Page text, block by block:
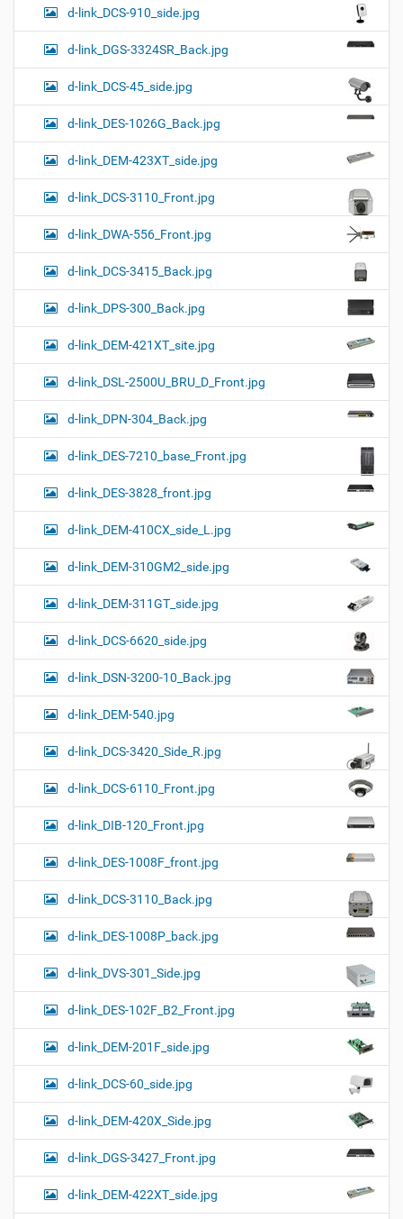
d-link_DCS-910_side.jpg
d-link_DGS-3324SR_Back.jpg
d-link_DCS-45_side.jpg
d-link_DES-1026G_Back.jpg
d-link_DEM-423XT_side.jpg
d-link_DCS-3110_Front.jpg
d-link_DWA-556_Front.jpg
d-link_DCS-3415_Back.jpg
d-link_DPS-300_Back.jpg
d-link_DEM-421XT_site.jpg
d-link_DSL-2500U_BRU_D_Front.jpg
d-link_DPN-304_Back.jpg
d-link_DES-7210_base_Front.jpg
d-link_DES-3828_front.jpg
d-link_DEM-410CX_side_L.jpg
d-link_DEM-310GM2_side.jpg
d-link_DEM-311GT_side.jpg
d-link_DCS-6620_side.jpg
d-link_DSN-3200-10_Back.jpg
d-link_DEM-540.jpg
d-link_DCS-3420_Side_R.jpg
d-link_DCS-6110_Front.jpg
d-link_DIB-120_Front.jpg
d-link_DES-1008F_front.jpg
d-link_DCS-3110_Back.jpg
d-link_DES-1008P_back.jpg
d-link_DVS-301_Side.jpg
d-link_DES-102F_B2_Front.jpg
d-link_DEM-201F_side.jpg
d-link_DCS-60_side.jpg
d-link_DEM-420X_Side.jpg
d-link_DGS-3427_Front.jpg
d-link_DEM-422XT_side.jpg